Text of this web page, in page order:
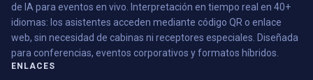
de IA para eventos en vivo. Interpretación en tiempo real en 40+
idiomas: los asistentes acceden mediante código QR o enlace
web, sin necesidad de cabinas ni receptores especiales. Diseñada
para conferencias, eventos corporativos y formatos híbridos.
ENLACES